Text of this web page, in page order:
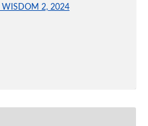
WISDOM 2, 2024